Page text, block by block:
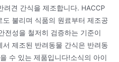
려견 간식을 제조합니다. HACCP
불리며 식품의 원료부터 제조공
전성을 철저히 검증하는 기준이
제조된 반려동물 간식은 반려동
수 있는 제품입니다!소식의 아이